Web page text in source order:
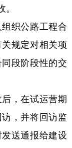
织公路工程合
规定对相关项
段阶段性的交
，在试运营期
，并将回访监
送通报给建设